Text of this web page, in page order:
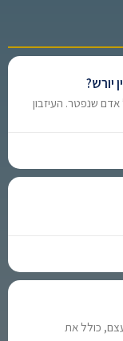
יורש?
אדם שנפטר. העיזבון
כולל את